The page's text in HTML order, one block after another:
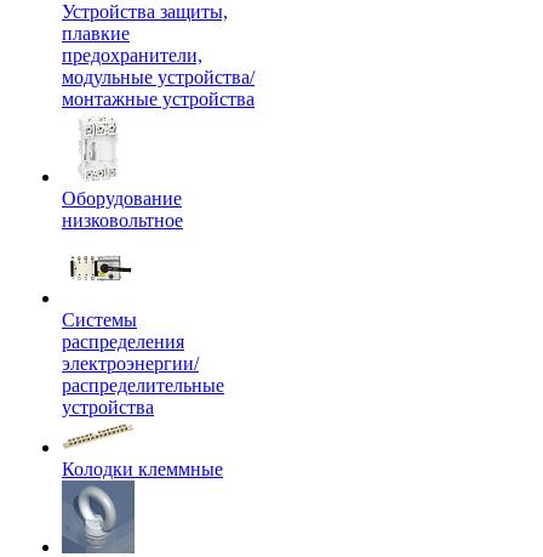
Устройства защиты,
плавкие
предохранители,
модульные устройства/
монтажные устройства
Оборудование
низковольтное
Системы
распределения
электроэнергии/
распределительные
устройства
Колодки клеммные